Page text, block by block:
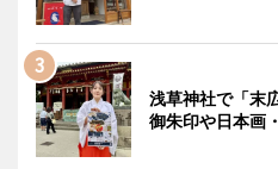
浅草神社で「末
御朱印や日本画